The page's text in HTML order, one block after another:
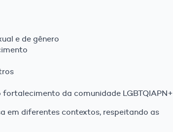
e de gênero
da comunidade LGBTQIAPN+
em diferentes contextos, respeitando as